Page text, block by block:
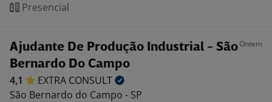
Presencial
Ajudante De Produção Industrial - São
Bernardo Do Campo
Ontem
4,1 EXTRA CONSULT
São Bernardo do Campo - SP